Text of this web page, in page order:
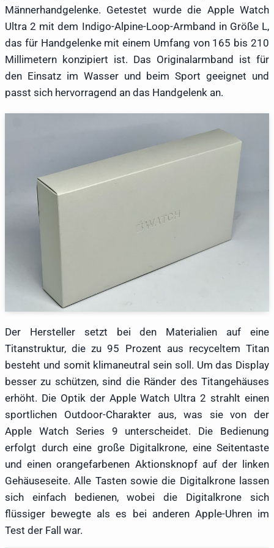
Männerhandgelenke. Getestet wurde die Apple Watch
Ultra 2 mit dem Indigo-Alpine-Loop-Armband in Größe L,
das für Handgelenke mit einem Umfang von 165 bis 210
Millimetern konzipiert ist. Das Originalarmband ist für
den Einsatz im Wasser und beim Sport geeignet und
passt sich hervorragend an das Handgelenk an.
Der Hersteller setzt bei den Materialien auf eine
Titanstruktur, die zu 95 Prozent aus recyceltem Titan
besteht und somit klimaneutral sein soll. Um das Display
besser zu schützen, sind die Ränder des Titangehäuses
erhöht. Die Optik der Apple Watch Ultra 2 strahlt einen
sportlichen Outdoor-Charakter aus, was sie von der
Apple Watch Series 9 unterscheidet. Die Bedienung
erfolgt durch eine große Digitalkrone, eine Seitentaste
und einen orangefarbenen Aktionsknopf auf der linken
Gehäuseseite. Alle Tasten sowie die Digitalkrone lassen
sich einfach bedienen, wobei die Digitalkrone sich
flüssiger bewegte als es bei anderen Apple-Uhren im
Test der Fall war.